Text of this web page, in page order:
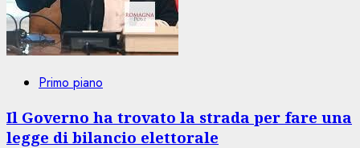
Primo piano
Il Governo ha trovato la strada per fare una
legge di bilancio elettorale